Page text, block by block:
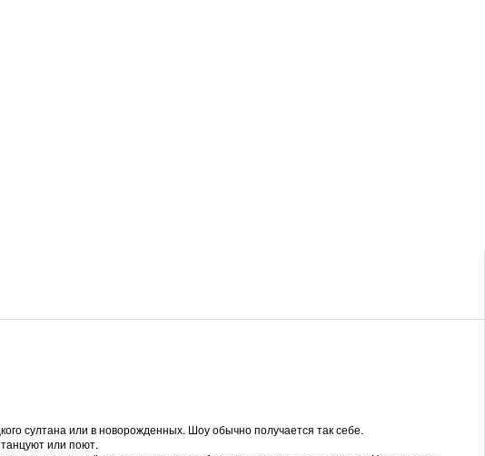
султана или в новорожденных. Шоу обычно получается так себе.
или поют.